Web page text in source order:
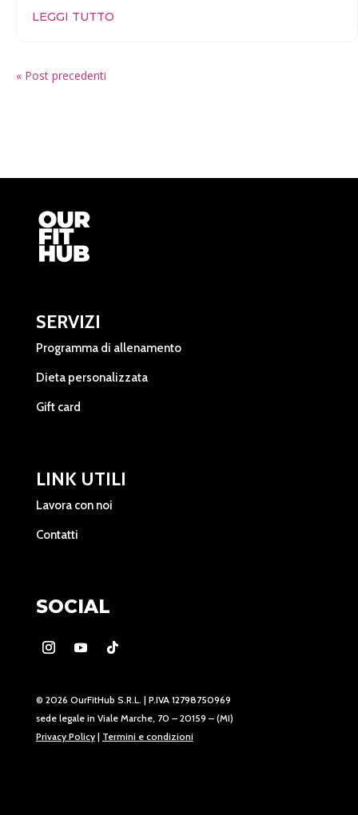
LEGGI TUTTO
« Post precedenti
SERVIZI
Programma di allenamento
Dieta personalizzata
Gift card
LINK UTILI
Lavora con noi
Contatti
SOCIAL
© 2026 OurFitHub S.R.L. | P.IVA 12798750969
sede legale in Viale Marche, 70 – 20159 – (MI)
Privacy Policy| Termini e condizioni